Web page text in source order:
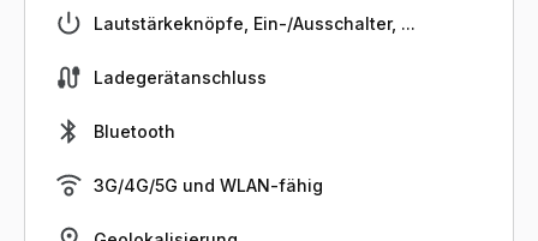
Lautstärkeknöpfe, Ein-/Ausschalter, ...
Ladegerätanschluss
Bluetooth
3G/4G/5G und WLAN-fähig